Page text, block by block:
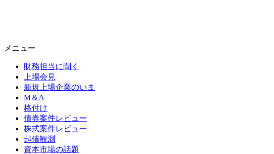
メニュー
財務担当に聞く
上場会見
新規上場企業のいま
M＆A
格付け
債券案件レビュー
株式案件レビュー
起債観測
資本市場の話題